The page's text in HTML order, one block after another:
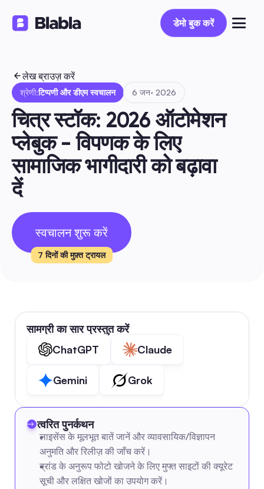
डेमो बुक करें
डेमो बुक करें
लेख ब्राउज़ करें
श्रेणी:टिप्पणी और डीएम स्वचालन 6 जन॰ 2026
चित्र स्टॉक: 2026 ऑटोमेशन
प्लेबुक - विपणक के लिए
सामाजिक भागीदारी को बढ़ावा
दें
स्वचालन शुरू करें
7 दिनों की मुफ़्त ट्रायल
सामग्री का सार प्रस्तुत करें
ChatGPT
Claude
Gemini Grok
त्वरित पुनर्कथन
लाइसेंस के मूलभूत बातें जानें और व्यावसायिक/विज्ञापन
अनुमति और रिलीज़ की जाँच करें।
ब्रांड के अनुरूप फोटो खोजने के लिए मुफ्त साइटों की क्यूरेट
सूची और लक्षित खोजों का उपयोग करें।